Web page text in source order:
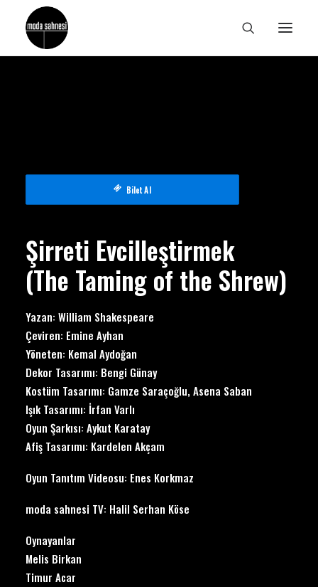
Bilet Al
Şirreti Evcilleştirmek
(The Taming of the Shrew)
Yazan: William Shakespeare
Çeviren: Emine Ayhan
Yöneten: Kemal Aydoğan
Dekor Tasarımı: Bengi Günay
Kostüm Tasarımı: Gamze Saraçoğlu, Asena Saban
Işık Tasarımı: İrfan Varlı
Oyun Şarkısı: Aykut Karatay
Afiş Tasarımı: Kardelen Akçam
Oyun Tanıtım Videosu: Enes Korkmaz
moda sahnesi TV: Halil Serhan Köse
Oynayanlar
Melis Birkan
Timur Acar